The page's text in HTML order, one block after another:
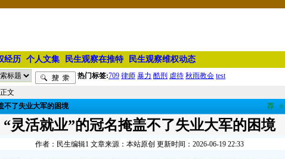
经历 个人文集 民生观察在推特 民生观察维权动态
热门标签:709 律师 暴力 酷刑 虐待 秋雨教会 test
文
不了失业大军的困境 荐
“灵活就业”的冠名掩盖不了失业大军的困境
作者：民生编辑1 文章来源：本站原创 更新时间：2026-06-19 22:33